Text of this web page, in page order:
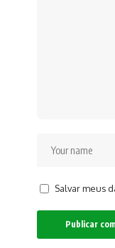
Salvar meus